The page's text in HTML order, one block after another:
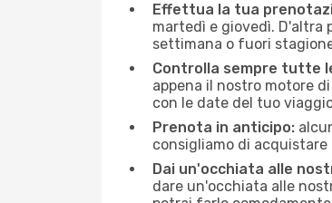
Effettua la tua
martedì e giovedì. D'altra
settimana o fuori
Controlla sempre tutte
appena il nostro motore
con le date del tuo
Prenota in anticipo:
consigliamo di
Dai un'occhiata alle
dare un'occhiata alle